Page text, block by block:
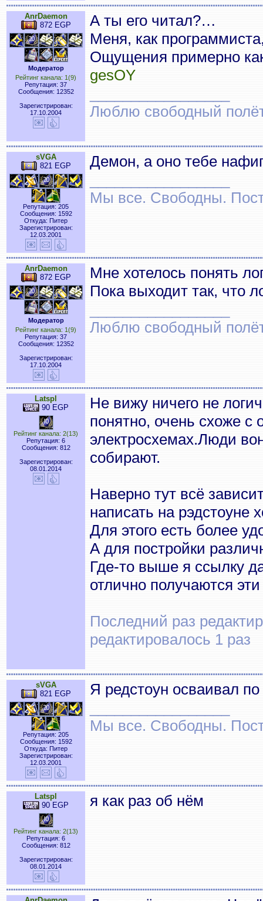
AnrDaemon
872 EGP
Модератор
Рейтинг канала: 1(9)
Репутация: 37
Сообщения: 12352
Зарегистрирован:
17.10.2004
А ты его читал?…
Меня, как
Ощущения примерно
gesOY
Люблю свободный
sVGA
821 EGP
Репутация: 205
Сообщения: 1592
Откуда: Питер
Зарегистрирован:
12.03.2001
Демон, а оно тебе
Мы все. Свободны.
AnrDaemon
872 EGP
Модератор
Рейтинг канала: 1(9)
Репутация: 37
Сообщения: 12352
Зарегистрирован:
17.10.2004
Мне хотелось понять
Пока выходит так, что
Люблю свободный
Latspl
90 EGP
Рейтинг канала: 2(13)
Репутация: 6
Сообщения: 812
Зарегистрирован:
08.01.2014
Не вижу ничего не
понятно, очень схоже
электросхемах.Люди
собирают.
Наверно тут всё
написать на рэдстоуне
Для этого есть более
А для постройки
Где-то выше я ссылку
отлично получаются
Последний раз
редактировалось 1 раз
sVGA
821 EGP
Репутация: 205
Сообщения: 1592
Откуда: Питер
Зарегистрирован:
12.03.2001
Я редстоун осваивал по
Мы все. Свободны.
Latspl
90 EGP
Рейтинг канала: 2(13)
Репутация: 6
Сообщения: 812
Зарегистрирован:
08.01.2014
я как раз об нём